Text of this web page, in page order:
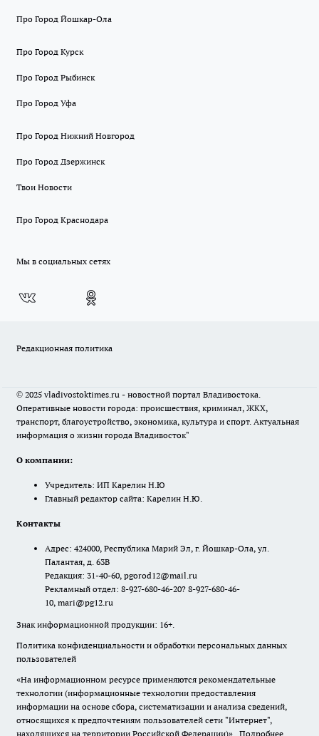
Про Город Йошкар-Ола
Про Город Курск
Про Город Рыбинск
Про Город Уфа
Про Город Нижний Новгород
Про Город Дзержинск
Твои Новости
Про Город Краснодара
Мы в социальных сетях
Редакционная политика
© 2025 vladivostoktimes.ru - новостной портал Владивостока.
Оперативные новости города: происшествия, криминал, ЖКХ,
транспорт, благоустройство, экономика, культура и спорт. Актуальная
информация о жизни города Владивосток"
О компании:
Учредитель: ИП Карелин Н.Ю
Главный редактор сайта: Карелин Н.Ю.
Контакты
Адрес: 424000, Республика Марий Эл, г. Йошкар-Ола, ул.
Палантая, д. 63В
Редакция: 31-40-60, pgorod12@mail.ru
Рекламный отдел: 8-927-680-46-20? 8-927-680-46-
10, mari@pg12.ru
Знак информационной продукции: 16+.
Политика конфиденциальности и обработки персональных данных
пользователей
«На информационном ресурсе применяются рекомендательные
технологии (информационные технологии предоставления
информации на основе сбора, систематизации и анализа сведений,
относящихся к предпочтениям пользователей сети "Интернет",
находящихся на территории Российской Федерации)». Подробнее